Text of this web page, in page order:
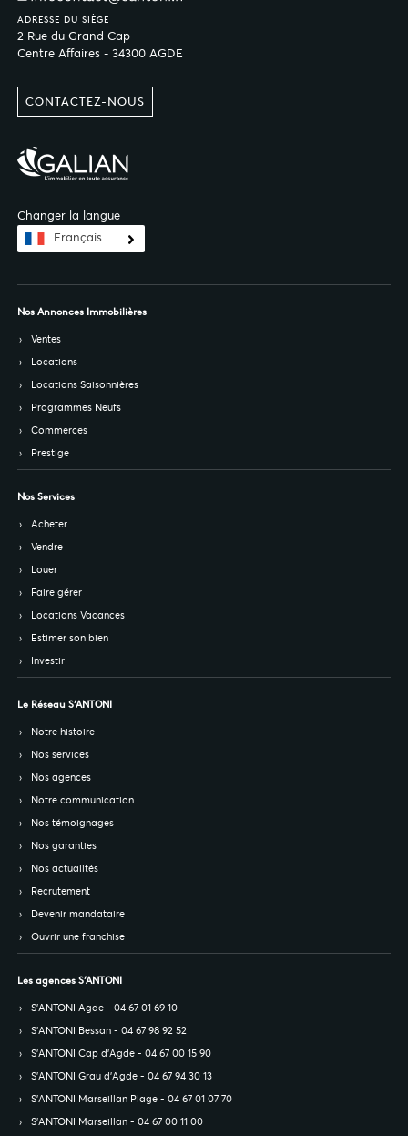
ADRESSE DU SIÈGE
2 Rue du Grand Cap
Centre Affaires - 34300 AGDE
CONTACTEZ-NOUS
Changer la langue
Français
Nos Annonces Immobilières
Ventes
Locations
Locations Saisonnières
Programmes Neufs
Commerces
Prestige
Nos Services
Acheter
Vendre
Louer
Faire gérer
Locations Vacances
Estimer son bien
Investir
Le Réseau S’ANTONI
Notre histoire
Nos services
Nos agences
Notre communication
Nos témoignages
Nos garanties
Nos actualités
Recrutement
Devenir mandataire
Ouvrir une franchise
Les agences S’ANTONI
S’ANTONI Agde - 04 67 01 69 10
S’ANTONI Bessan - 04 67 98 92 52
S’ANTONI Cap d'Agde - 04 67 00 15 90
S’ANTONI Grau d'Agde - 04 67 94 30 13
S’ANTONI Marseillan Plage - 04 67 01 07 70
S’ANTONI Marseillan - 04 67 00 11 00